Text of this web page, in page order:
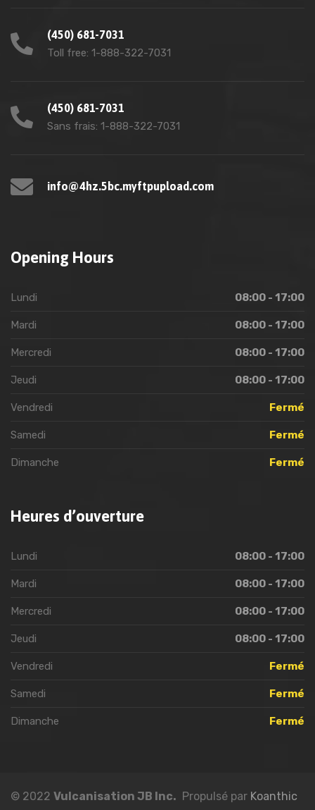
(450) 681-7031
Toll free: 1-888-322-7031
(450) 681-7031
Sans frais: 1-888-322-7031
info@4hz.5bc.myftpupload.com
Opening Hours
Lundi 08:00 - 17:00
Mardi 08:00 - 17:00
Mercredi 08:00 - 17:00
Jeudi 08:00 - 17:00
Vendredi Fermé
Samedi Fermé
Dimanche Fermé
Heures d’ouverture
Lundi 08:00 - 17:00
Mardi 08:00 - 17:00
Mercredi 08:00 - 17:00
Jeudi 08:00 - 17:00
Vendredi Fermé
Samedi Fermé
Dimanche Fermé
© 2022 Vulcanisation JB Inc. Propulsé par Koanthic